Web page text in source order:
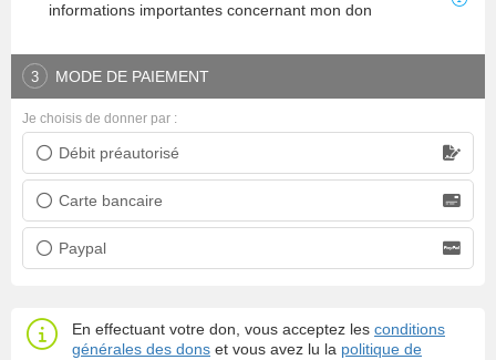
informations importantes concernant mon don
3 MODE DE PAIEMENT
Débit préautorisé
Prélèvement bancaire
Carte bancaire
Carte bancaire
Paypal
Paypal
Je choisis de donner par :
En effectuant votre don, vous acceptez les conditions
générales des dons et vous avez lu la politique de